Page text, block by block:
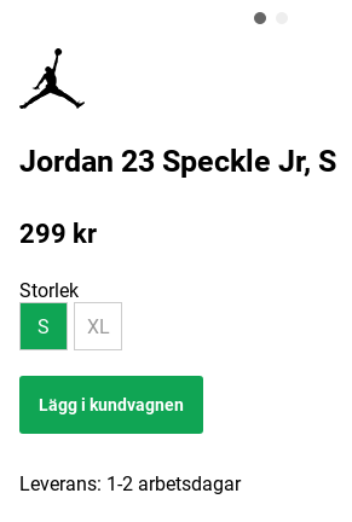
Jordan 23 Speckle Jr, S
299 kr
Storlek
S
XL
Lägg i kundvagnen
Leverans: 1-2 arbetsdagar